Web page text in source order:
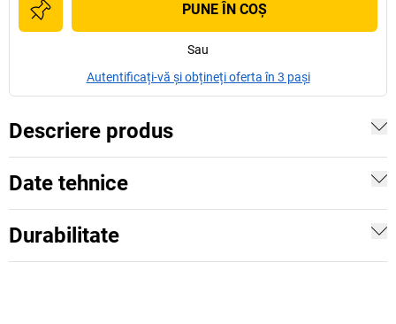
PUNE ÎN COŞ
Sau
Autentificați-vă și obțineți oferta în 3 pași
Descriere produs
Date tehnice
Durabilitate